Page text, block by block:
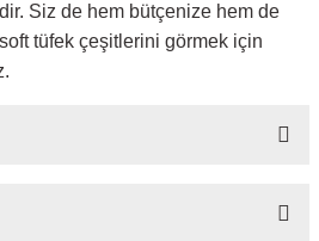
Siz de hem bütçenize hem de
tüfek çeşitlerini görmek için
ilk yorumu siz yapın!